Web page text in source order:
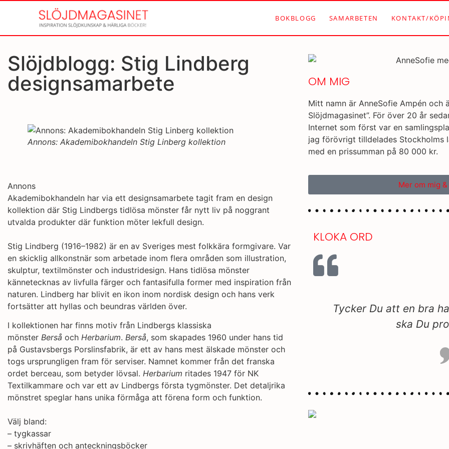
BOKBLOGG SAMARBETEN KONTAKT/
Slöjdblogg: Stig Lindberg
designsamarbete
Annons: Akademibokhandeln Stig Linberg kollektion
Annons
Akademibokhandeln har via ett designsamarbete tagit fram en design
kollektion där Stig Lindbergs tidlösa mönster får nytt liv på noggrant
utvalda produkter där funktion möter lekfull design.
Stig Lindberg (1916–1982) är en av Sveriges mest folkkära formgivare. Var
en skicklig allkonstnär som arbetade inom flera områden som illustration,
skulptur, textilmönster och industridesign. Hans tidlösa mönster
kännetecknas av livfulla färger och fantasifulla former med inspiration från
naturen. Lindberg har blivit en ikon inom nordisk design och hans verk
fortsätter att hyllas och beundras världen över.
I kollektionen har finns motiv från Lindbergs klassiska
mönster Berså och Herbarium. Berså, som skapades 1960 under hans tid
på Gustavsbergs Porslinsfabrik, är ett av hans mest älskade mönster och
togs ursprungligen fram för serviser. Namnet kommer från det franska
ordet berceau, som betyder lövsal. Herbarium ritades 1947 för NK
Textilkammare och var ett av Lindbergs första tygmönster. Det detaljrika
mönstret speglar hans unika förmåga att förena form och funktion.
Välj bland:
– tygkassar
– skrivhäften och anteckningsböcker
OM MIG
Mitt namn är AnneSofie Ampén och
Slöjdmagasinet”. För över 20 år
Internet som först var en
jag förövrigt tilldelades Stockholms
med en prissumman på 80 000 kr.
Mer om mig
KLOKA ORD
Tycker Du att en bra hantverkare är för dyr? Då
ska Du prova en dålig!
Hemligheten med att